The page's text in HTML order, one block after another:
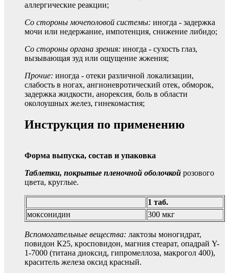
аллергические реакции;
Со стороны мочеполовой системы: иногда - задержка
мочи или недержание, импотенция, снижение либидо;
Со стороны органа зрения: иногда - сухость глаз,
вызывающая зуд или ощущение жжения;
Прочие: иногда - отеки различной локализации,
слабость в ногах, ангионевротический отек, обморок,
задержка жидкости, анорексия, боль в области
околоушных желез, гинекомастия;
Инструкция по применению
Форма выпуска, состав и упаковка
Таблетки, покрытые пленочной оболочкой розового
цвета, круглые.
1 таб.
моксонидин
300 мкг
Вспомогательные вещества: лактозы моногидрат,
повидон К25, кросповидон, магния стеарат, опадрай Y-
1-7000 (титана диоксид, гипромеллоза, макрогол 400),
краситель железа оксид красный.